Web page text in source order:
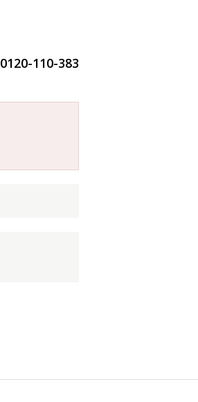
0120-110-383